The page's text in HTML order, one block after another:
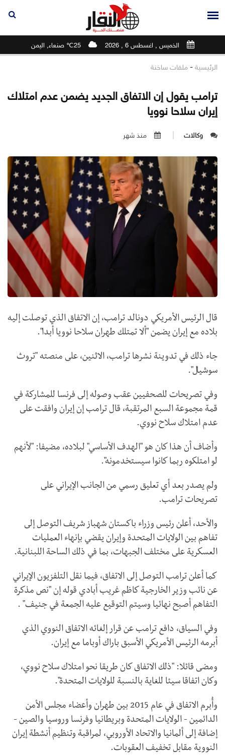
الخميس , اغسطس 6 , 2026 25℃ صنعاء, اليمن
الرئيسية - ملفات ساخنة
ترامب يقول إن الاتفاق الجديد يضمن عدم امتلاك
إيران سلاحا نوويا
وكالات منذ شهر
قال الرئيس الأمريكي دونالد ترامب، إن الاتفاق الذي توصلت إليه
بلاده مع إيران يضمن "ألا تمتلك طهران سلاحا نوويا أبدا".
جاء ذلك في تدوينة نشرها ترامب، الاثنين، على منصته "تروث
سوشيال".
وفي تصريحات للصحفيين عقب وصوله إلى فرنسا للمشاركة في
قمة مجموعة السبع المرتقبة، قال ترامب إن إيران وافقت على
عدم امتلاك سلاح نووي.
وأضاف أن هذا كان هو "الهدف الأساسي" لبلاده، مضيفا: "لأنهم
لو امتلكوه ربما كانوا سيستخدمونه".
ولم يصدر بعد أي تعليق رسمي من الجانب الإيراني على
تصريحات ترامب.
والأحد، أعلن رئيس وزراء باكستان شهباز شريف التوصل إلى
تفاهم بين الولايات المتحدة وإيران يقضي بإنهاء العمليات
العسكرية على مختلف الجبهات، بما في ذلك الساحة اللبنانية.
كما أعلن ترامب التوصل إلى الاتفاق، فيما نقل التلفزيون الإيراني
عن نائب وزير الخارجية كاظم غريب أبادي قوله إن "نص مذكرة
التفاهم أصبح نهائيا وسيتم التوقيع عليه الجمعة في جنيف" .
وفي السياق، دافع ترامب عن قرار إلغائه الاتفاق النووي الذي
أبرمه الرئيس الأمريكي الأسبق باراك أوباما مع إيران.
ومضى قائلا: "ذلك الاتفاق كان طريقا نحو امتلاك سلاح نووي،
وكان اتفاقا سيئا للغاية بالنسبة للولايات المتحدة".
وأُبرم الاتفاق في عام 2015 بين طهران وأعضاء مجلس الأمن
الدائمين - الولايات المتحدة وبريطانيا وفرنسا وروسيا والصين -
إضافة إلى ألمانيا والاتحاد الأوروبي، لمراقبة وتنظيم أنشطة إيران
النووية مقابل تخفيف العقوبات.